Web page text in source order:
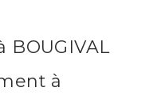
BOUGIVAL
à